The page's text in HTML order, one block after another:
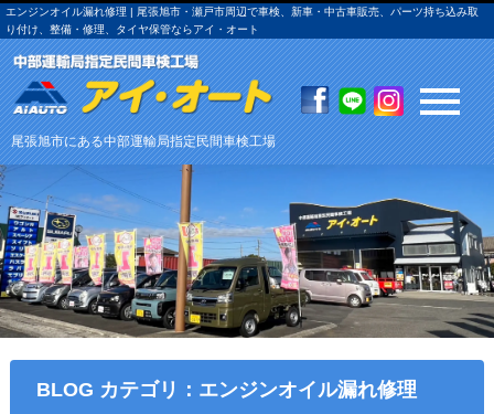
エンジンオイル漏れ修理 | 尾張旭市・瀬戸市周辺で車検、新車・中古車販売、パーツ持ち込み取
り付け、整備・修理、タイヤ保管ならアイ・オート
尾張旭市にある中部運輸局指定民間車検工場
BLOG カテゴリ：エンジンオイル漏れ修理